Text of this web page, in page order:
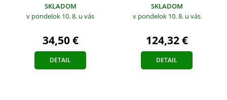
SKLADOM
v pondelok 10. 8. u vás
34,50 €
DETAIL
SKLADOM
v pondelok 10. 8. u vás
124,32 €
DETAIL